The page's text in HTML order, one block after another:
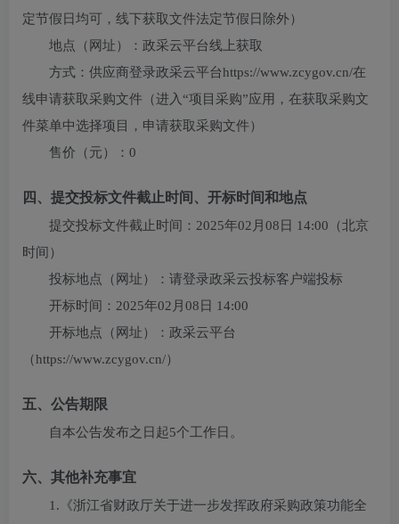
定节假日均可，线下获取文件法定节假日除外）
地点（网址）： 政采云平台线上获取
方式： 供应商登录政采云平台https://www.zcygov.cn/在
线申请获取采购文件（进入“项目采购”应用，在获取采购文
件菜单中选择项目，申请获取采购文件）
售价（元）： 0
四、提交投标文件截止时间、开标时间和地点
提交投标文件截止时间： 2025年02月08日 14:00 （北京
时间）
投标地点（网址）： 请登录政采云投标客户端投标
开标时间： 2025年02月08日 14:00
开标地点（网址）： 政采云平台
（https://www.zcygov.cn/）
五、公告期限
自本公告发布之日起5个工作日。
六、其他补充事宜
1.《浙江省财政厅关于进一步发挥政府采购政策功能全